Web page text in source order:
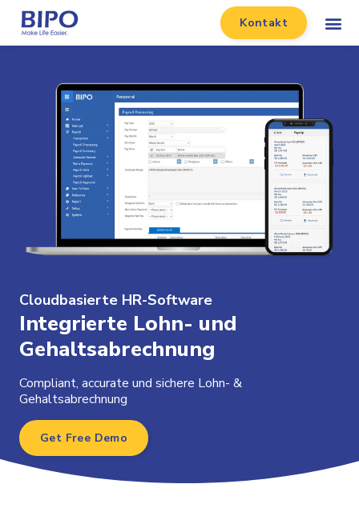
Kontakt
Cloudbasierte HR-Software
Integrierte Lohn- und
Gehaltsabrechnung
Compliant, accurate und sichere Lohn- &
Gehaltsabrechnung
Get Free Demo